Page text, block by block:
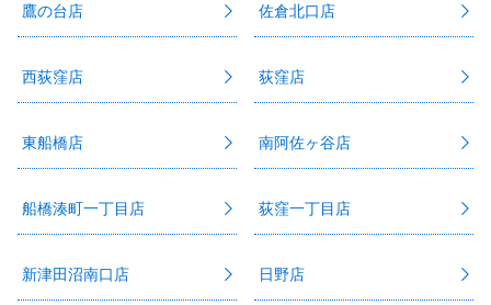
鷹の台店 佐倉北口店
西荻窪店 荻窪店
東船橋店 南阿佐ヶ谷店
船橋湊町一丁目店 荻窪一丁目店
新津田沼南口店 日野店